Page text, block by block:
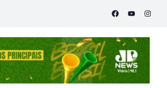
Família de Alfredo Chaves transforma